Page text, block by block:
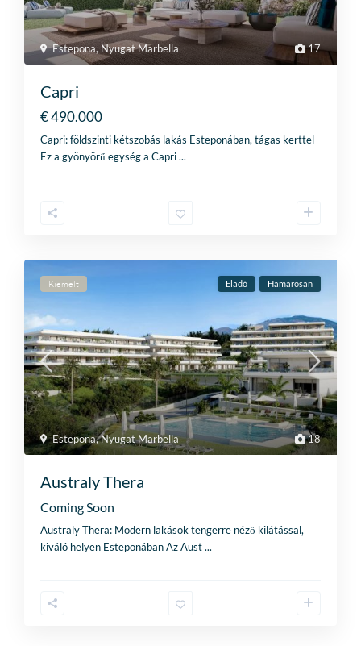
17
Estepona,Nyugat Marbella
Capri
€ 490.000
Capri: földszinti kétszobás lakás Esteponában, tágas kerttel
Ez a gyönyörű egység a Capri...
18
Estepona,Nyugat Marbella
Kiemelt Eladó Hamarosan
Australy Thera
Coming Soon
Australy Thera: Modern lakások tengerre néző kilátással,
kiváló helyen Esteponában Az Aust...